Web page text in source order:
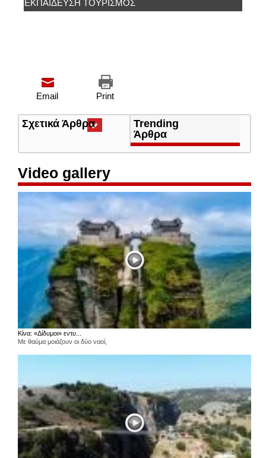
ΕΚΠΑΙΔΕΥΣΗ ΤΟΥΡΙΣΜΟΣ
Print
Email
Σχετικά Άρθρα(ενεργή
καρτέλα)
Trending
Άρθρα
Video gallery
Κίνα: «Δίδυμοι» εντυ...
Με θαύμα μοιάζουν οι δύο ναοί,